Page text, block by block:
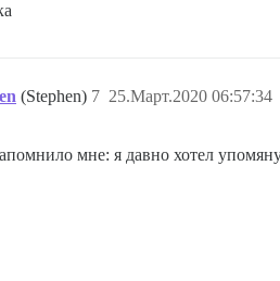
(Stephen) 25.Март.2020 06:57:34
7
мне: я давно хотел